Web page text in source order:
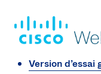
Version